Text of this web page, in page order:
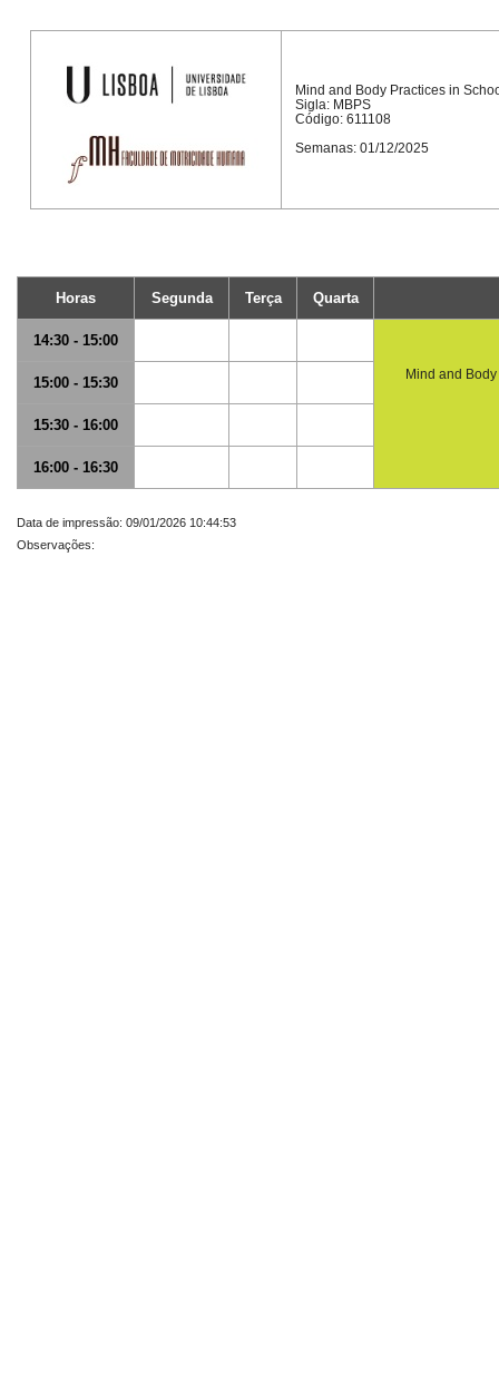
Mind and Body Practices in
Sigla: MBPS
Código: 611108
Semanas: 01/12/2025
Horas Segunda Terça Quarta
14:30 - 15:00
Mind and
15:00 - 15:30
15:30 - 16:00
16:00 - 16:30
Data de impressão: 09/01/2026 10:44:53
Observações: